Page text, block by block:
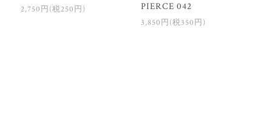
2,750円(税250円)
PIERCE 042
3,850円(税350円)